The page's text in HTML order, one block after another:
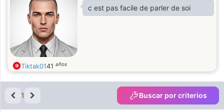
c est pas facile de parler de soi
Tiktak0141 años
1 Buscar por criterios